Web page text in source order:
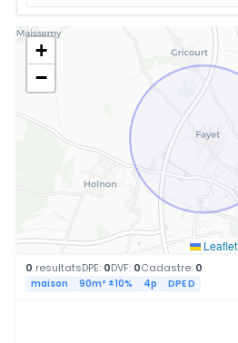
0 resultatsDPE: 0DVF: 0Cadastre: 0
maison 90m² ±10% 4p DPE D
+
−
Leaflet